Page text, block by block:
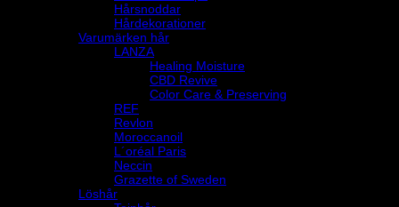
Hårsnoddar
Hårdekorationer
Varumärken hår
LANZA
Healing Moisture
CBD Revive
Color Care & Preserving
REF
Revlon
Moroccanoil
L´oréal Paris
Neccin
Grazette of Sweden
Löshår